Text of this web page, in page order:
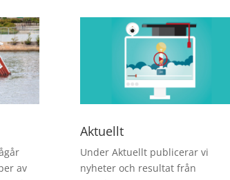
av
Aktuellt
Under Aktuellt publicerar vi
nyheter och resultat från